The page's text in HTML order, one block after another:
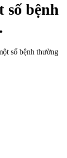
số bệnh
số bệnh thường